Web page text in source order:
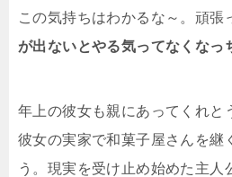
この気持ちはわかるな～。頑張
が出ないとやる気ってなくなっ
年上の彼女も親にあってくれと
彼女の実家で和菓子屋さんを継
う。現実を受け止め始めた主人